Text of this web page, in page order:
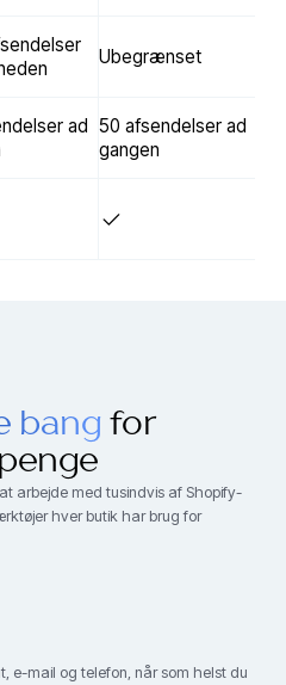
ad
Ubegrænset
50 afsendelser ad
gangen
bang for
arbejde med tusindvis af Shopify-
hver butik har brug for
e-mail og telefon, når som helst du